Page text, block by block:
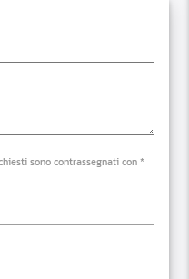
sono contrassegnati con *